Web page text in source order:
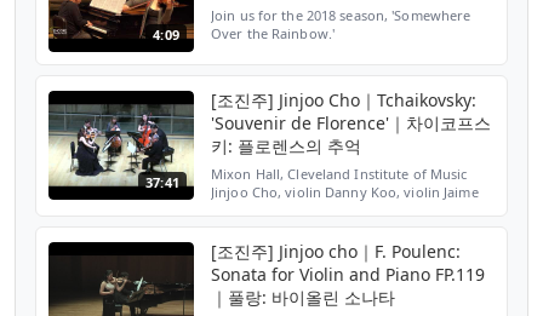
4:09
Join us for the 2018 season, 'Somewhere
Over the Rainbow.'
37:41
[조진주] Jinjoo Cho｜Tchaikovsky:
'Souvenir de Florence'｜차이코프스
키: 플로렌스의 추억
Mixon Hall, Cleveland Institute of Music
Jinjoo Cho, violin Danny Koo, violin Jaime
------...
[조진주] Jinjoo cho｜F. Poulenc:
Sonata for Violin and Piano FP.119
｜풀랑: 바이올린 소나타